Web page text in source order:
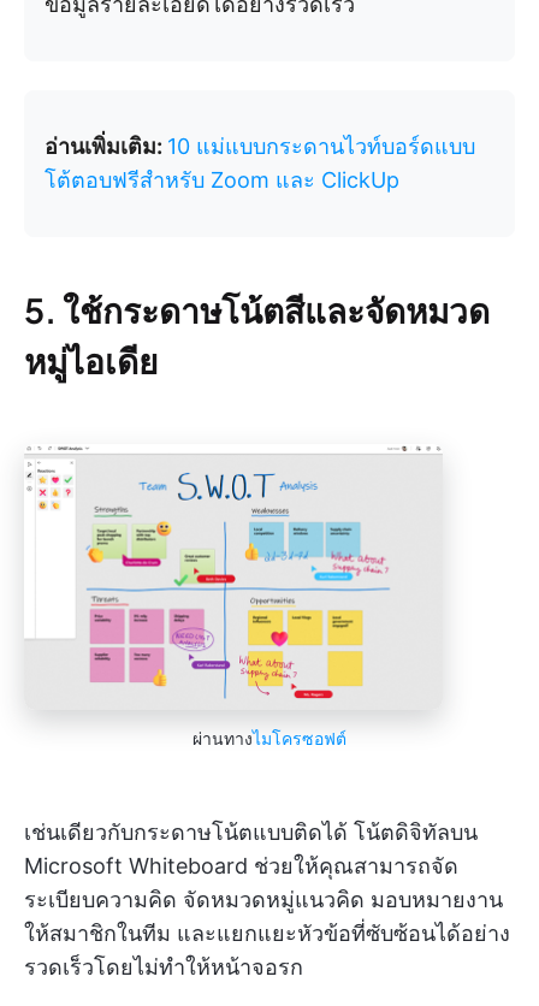
อ่านเพิ่มเติม: 10 แม่แบบกระดานไวท์บอร์ดแบบ
โต้ตอบฟรีสำหรับ Zoom และ ClickUp
5. ใช้กระดาษโน้ตสีและจัดหมวด
หมู่ไอเดีย
ผ่านทางไมโครซอฟต์
เช่นเดียวกับกระดาษโน้ตแบบติดได้ โน้ตดิจิทัลบน
Microsoft Whiteboard ช่วยให้คุณสามารถจัด
ระเบียบความคิด จัดหมวดหมู่แนวคิด มอบหมายงาน
ให้สมาชิกในทีม และแยกแยะหัวข้อที่ซับซ้อนได้อย่าง
รวดเร็วโดยไม่ทำให้หน้าจอรก